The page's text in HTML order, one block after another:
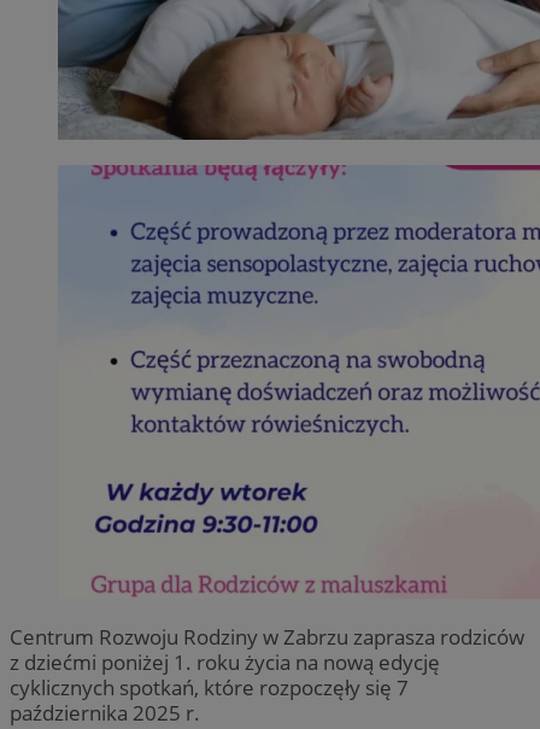
Centrum Rozwoju Rodziny w Zabrzu zaprasza rodziców
z dziećmi poniżej 1. roku życia na nową edycję
cyklicznych spotkań, które rozpoczęły się 7
października 2025 r.